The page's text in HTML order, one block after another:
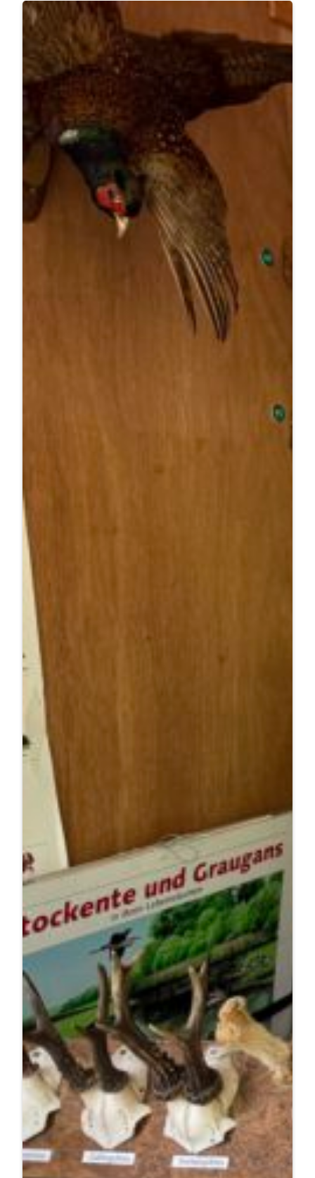
Weiterlesen
Rollende
Waldschule
erneut
zu
Gast